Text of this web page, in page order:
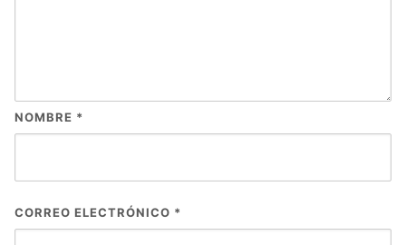
NOMBRE *
CORREO ELECTRÓNICO *